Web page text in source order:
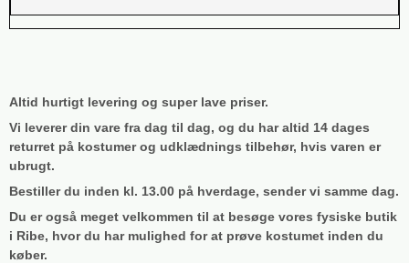
Altid hurtigt levering og super lave priser.
Vi leverer din vare fra dag til dag, og du har altid 14 dages
returret på kostumer og udklædnings tilbehør, hvis varen er
ubrugt.
Bestiller du inden kl. 13.00 på hverdage, sender vi samme dag.
Du er også meget velkommen til at besøge vores fysiske butik
i Ribe, hvor du har mulighed for at prøve kostumet inden du
køber.